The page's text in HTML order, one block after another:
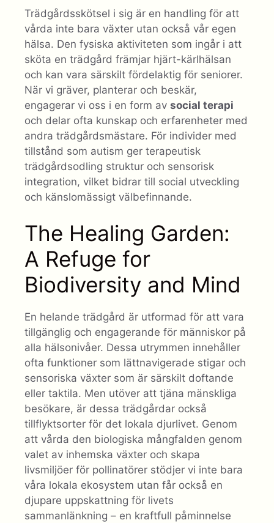
Trädgårdsskötsel i sig är en handling för att
vårda inte bara växter utan också vår egen
hälsa. Den fysiska aktiviteten som ingår i att
sköta en trädgård främjar hjärt-kärlhälsan
och kan vara särskilt fördelaktig för seniorer.
När vi gräver, planterar och beskär,
engagerar vi oss i en form av social terapi
och delar ofta kunskap och erfarenheter med
andra trädgårdsmästare. För individer med
tillstånd som autism ger terapeutisk
trädgårdsodling struktur och sensorisk
integration, vilket bidrar till social utveckling
och känslomässigt välbefinnande.
The Healing Garden:
A Refuge for
Biodiversity and Mind
En helande trädgård är utformad för att vara
tillgänglig och engagerande för människor på
alla hälsonivåer. Dessa utrymmen innehåller
ofta funktioner som lättnavigerade stigar och
sensoriska växter som är särskilt doftande
eller taktila. Men utöver att tjäna mänskliga
besökare, är dessa trädgårdar också
tillflyktsorter för det lokala djurlivet. Genom
att vårda den biologiska mångfalden genom
valet av inhemska växter och skapa
livsmiljöer för pollinatörer stödjer vi inte bara
våra lokala ekosystem utan får också en
djupare uppskattning för livets
sammanlänkning – en kraftfull påminnelse